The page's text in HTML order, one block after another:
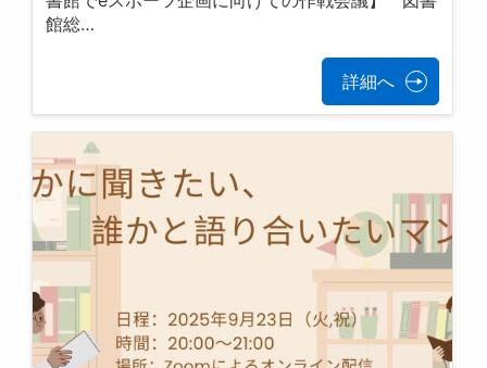
館総…
詳細へ